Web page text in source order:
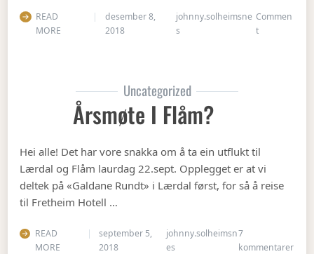
READ
MORE
desember 8,
2018
johnny.solheimsne
s
Commen
ton Julebordet
Uncategorized
Årsmøte I Flåm?
Hei alle! Det har vore snakka om å ta ein utflukt til
Lærdal og Flåm laurdag 22.sept. Opplegget er at vi
deltek på «Galdane Rundt» i Lærdal først, for så å reise
til Fretheim Hotell …
READ
MORE
september 5,
2018
johnny.solheimsn
es
7
kommentarertil